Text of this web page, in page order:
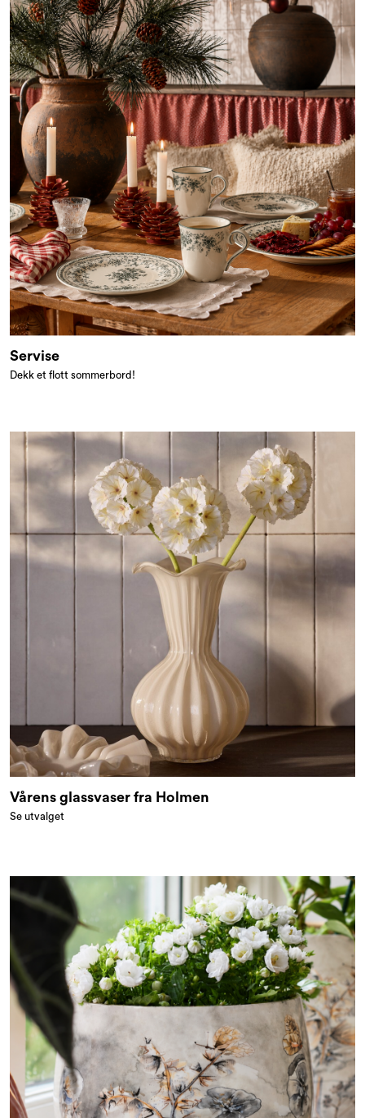
Servise
Dekk et flott sommerbord!
Vårens glassvaser fra Holmen
Se utvalget